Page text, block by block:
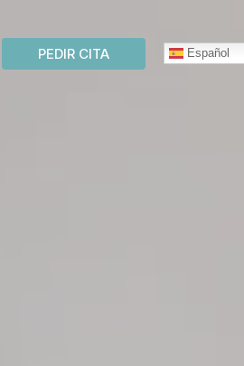
PEDIR CITA Español